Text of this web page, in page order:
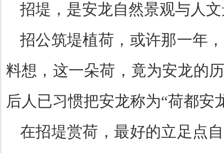
招堤，是安龙自然景观与人
招公筑堤植荷，或许那一年
料想，这一朵荷，竟为安龙的
后人已习惯把安龙称为“荷都安
在招堤赏荷，最好的立足点